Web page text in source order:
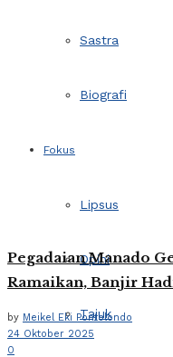
Sastra
Biografi
Fokus
Lipsus
Opini
Tajuk
Pegadaian Manado
Ramaikan, Banjir
by Meikel Eki Pontolondo
24 Oktober 2025
0